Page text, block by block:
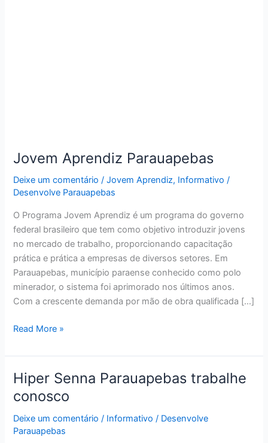
Jovem Aprendiz Parauapebas
Deixe um comentário /Jovem Aprendiz, Informativo /
Desenvolve Parauapebas
O Programa Jovem Aprendiz é um programa do governo
federal brasileiro que tem como objetivo introduzir jovens
no mercado de trabalho, proporcionando capacitação
prática e prática a empresas de diversos setores. Em
Parauapebas, município paraense conhecido como polo
minerador, o sistema foi aprimorado nos últimos anos.
Com a crescente demanda por mão de obra qualificada […]
Read More »
Hiper Senna Parauapebas trabalhe
conosco
Deixe um comentário / Informativo / Desenvolve
Parauapebas
Hiper
Parauapebas
trabalhe
conosco